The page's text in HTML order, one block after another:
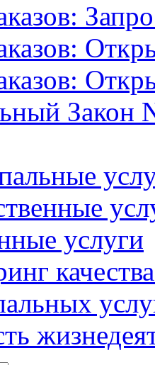
Закон
услуги